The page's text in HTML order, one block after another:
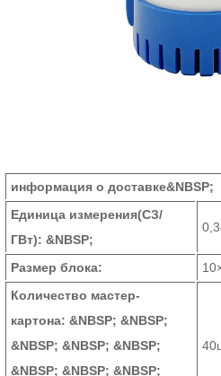
информация о доставке&NBSP;
Единица измерения(СЗ/
ГВт): &NBSP;
Размер блока:
Количество мастер-
картона: &NBSP; &NBSP;
&NBSP; &NBSP; &NBSP;
&NBSP; &NBSP; &NBSP;